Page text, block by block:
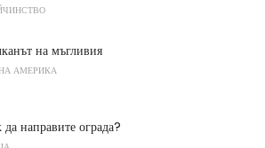
на мъгливия
АМЕРИКА
да направите ограда?